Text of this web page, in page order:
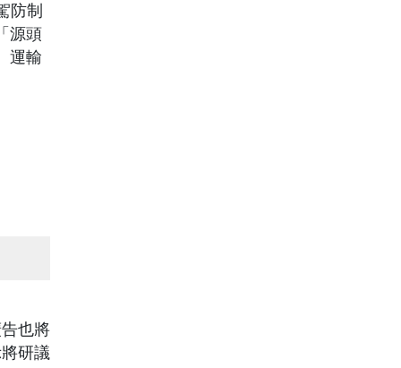
防制
源頭
運輸
也將
研議